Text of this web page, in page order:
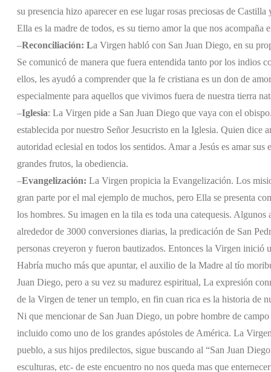
su presencia hizo aparecer en ese lugar rosas preciosas de
Ella es la madre de todos, es su tierno amor la que nos acompaña
–Reconciliación: La Virgen habló con San Juan Diego, en su
Se comunicó de manera que fuera entendida tanto por los indios
ellos, les ayudó a comprender que la fe cristiana es un don de
especialmente para aquellos que vivimos fuera de nuestra tierra
–Iglesia: La Virgen pide a San Juan Diego que vaya con el
establecida por nuestro Señor Jesucristo en la Iglesia. Quien dice
autoridad eclesial en todos los sentidos. Amar a Jesús es amar
grandes frutos, la obediencia.
–Evangelización: La Virgen propicia la Evangelización. Los
gran parte por el mal ejemplo de muchos, pero Ella se presenta
los hombres. Su imagen en la tila es toda una catequesis.
alrededor de 3000 conversiones diarias, la predicación de San
personas creyeron y fueron bautizados. Entonces la Virgen inició
Habría mucho más que apuntar, el auxilio de la Madre al tío
Juan Diego, pero a su vez su madurez espiritual, La expresión
de la Virgen de tener un templo, en fin cuan rica es la historia de
Ni que mencionar de San Juan Diego, un pobre hombre de
incluido como uno de los grandes apóstoles de América. La
pueblo, a sus hijos predilectos, sigue buscando al “San Juan
esculturas, etc- de este encuentro no nos queda mas que